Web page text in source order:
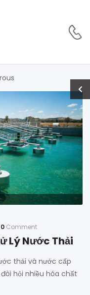
0 Comment
Lý Nước Thải
thải và nước cấp
hỏi nhiều hóa chất